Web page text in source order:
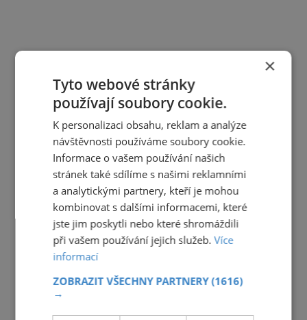
×
Tyto webové stránky
používají soubory cookie.
K personalizaci obsahu, reklam a analýze
návštěvnosti používáme soubory cookie.
Informace o vašem používání našich
stránek také sdílíme s našimi reklamními
a analytickými partnery, kteří je mohou
kombinovat s dalšími informacemi, které
jste jim poskytli nebo které shromáždili
při vašem používání jejich služeb.Více
informací
ZOBRAZIT VŠECHNY PARTNERY(1616)
→